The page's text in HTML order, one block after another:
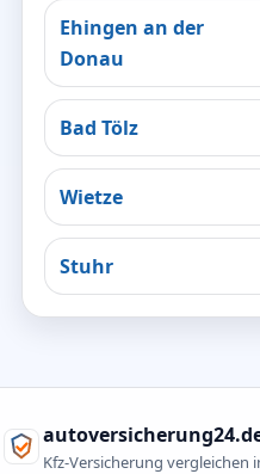
Ehingen an der
Donau
Bad Tölz
Wietze
Stuhr
Kfz-Versicherung vergleichen